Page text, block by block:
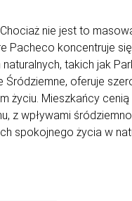
nie jest to
Pacheco koncentruje
takich jak
Śródziemne, oferuje
życiu. Mieszkańcy
z wpływami
spokojnego życia w